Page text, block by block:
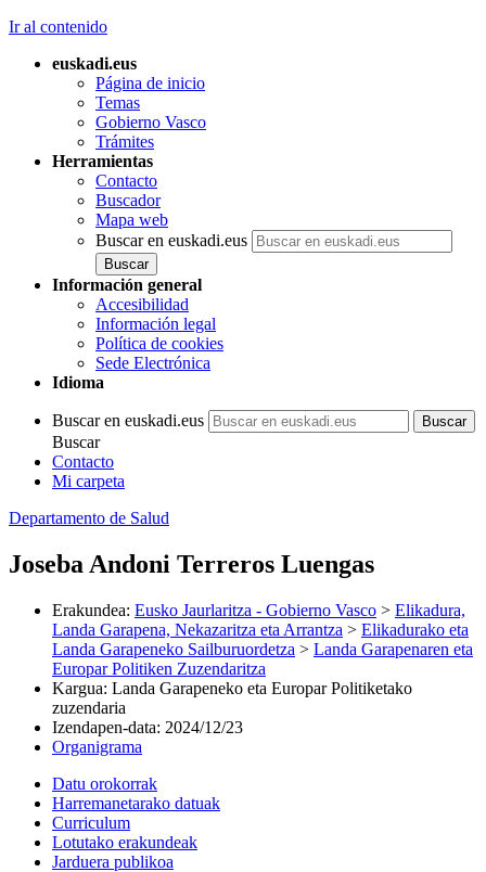
Ir al contenido
euskadi.eus
Página de inicio
Temas
Gobierno Vasco
Trámites
Herramientas
Contacto
Buscador
Mapa web
Buscar en euskadi.eus
Información general
Accesibilidad
Información legal
Política de cookies
Sede Electrónica
Idioma
Buscar en euskadi.eus
Buscar
Contacto
Mi carpeta
Departamento de Salud
Joseba Andoni Terreros Luengas
Erakundea: Eusko Jaurlaritza - Gobierno Vasco > Elikadura,
Landa Garapena, Nekazaritza eta Arrantza > Elikadurako eta
Landa Garapeneko Sailburuordetza > Landa Garapenaren eta
Europar Politiken Zuzendaritza
Kargua: Landa Garapeneko eta Europar Politiketako
zuzendaria
Izendapen-data: 2024/12/23
Organigrama
Datu orokorrak
Harremanetarako datuak
Curriculum
Lotutako erakundeak
Jarduera publikoa